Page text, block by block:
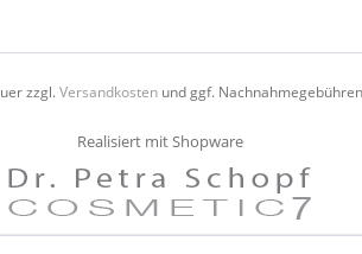
zzgl.Versandkostenund ggf.
Realisiert mit Shopware